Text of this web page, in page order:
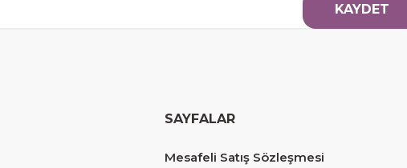
KAYDET
SAYFALAR
Mesafeli Satış Sözleşmesi